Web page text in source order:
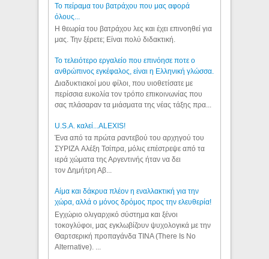
Το πείραμα του βατράχου που μας αφορά
όλους...
Η θεωρία του βατράχου λες και έχει επινοηθεί για
μας. Την ξέρετε; Είναι πολύ διδακτική.
Το τελειότερο εργαλείο που επινόησε ποτε ο
ανθρώπινος εγκέφαλος, είναι η Ελληνική γλώσσα.
Διαδυκτιακοί μου φίλοι, που υιοθετίσατε με
περίσσια ευκολία τον τρόπο επικοινωνίας που
σας πλάσαραν τα μιάσματα της νέας τάξης πρα...
U.S.A. καλεί...ALEXIS!
Ένα από τα πρώτα ραντεβού του αρχηγού του
ΣΥΡΙΖΑ Αλέξη Τσίπρα, μόλις επέστρεψε από τα
ιερά χώματα της Αργεντινής ήταν να δει
τον Δημήτρη Αβ...
Αίμα και δάκρυα πλέον η εναλλακτική για την
χώρα, αλλά ο μόνος δρόμος προς την ελευθερία!
Εγχώριο ολιγαρχικό σύστημα και ξένοι
τοκογλύφοι, μας εγκλωβίζουν ψυχολογικά με την
Θαρτσερική προπαγάνδα TINA (There Is No
Alternative). ...